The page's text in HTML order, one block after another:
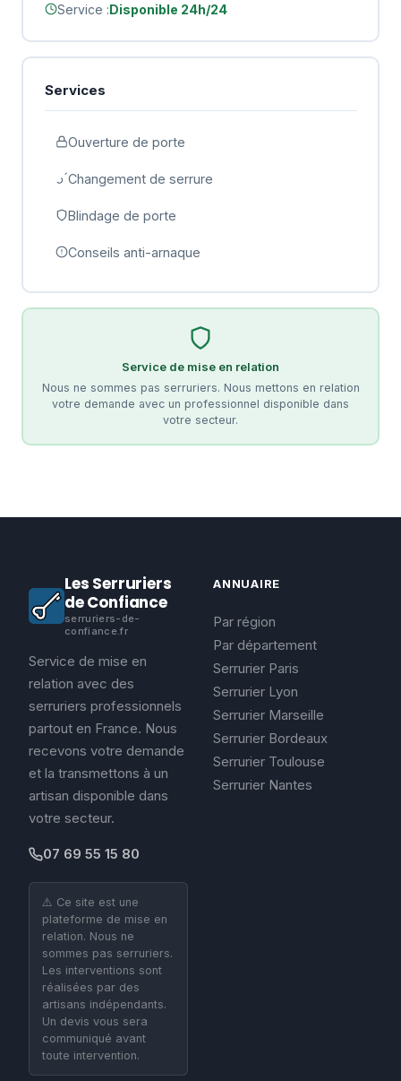
Service :Disponible 24h/24
Services
Ouverture de porte
Changement de serrure
Blindage de porte
Conseils anti-arnaque
Service de mise en relation
Nous ne sommes pas serruriers. Nous mettons en relation
votre demande avec un professionnel disponible dans
votre secteur.
Les Serruriers
de Confiance
serruriers-de-
confiance.fr
Service de mise en
relation avec des
serruriers professionnels
partout en France. Nous
recevons votre demande
et la transmettons à un
artisan disponible dans
votre secteur.
07 69 55 15 80
⚠️ Ce site est une
plateforme de mise en
relation. Nous ne
sommes pas serruriers.
Les interventions sont
réalisées par des
artisans indépendants.
Un devis vous sera
communiqué avant
toute intervention.
ANNUAIRE
Par région
Par département
Serrurier Paris
Serrurier Lyon
Serrurier Marseille
Serrurier Bordeaux
Serrurier Toulouse
Serrurier Nantes